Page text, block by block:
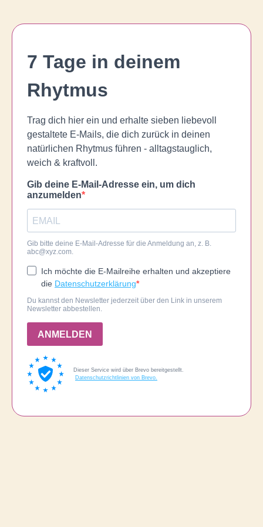
7 Tage in deinem
Rhytmus
Trag dich hier ein und erhalte sieben liebevoll
gestaltete E-Mails, die dich zurück in deinen
natürlichen Rhytmus führen - alltagstauglich,
weich & kraftvoll.
Gib deine E-Mail-Adresse ein, um dich
anzumelden
Gib bitte deine E-Mail-Adresse für die Anmeldung an, z. B.
abc@xyz.com.
Ich möchte die E-Mailreihe erhalten und akzeptiere
die Datenschutzerklärung
Du kannst den Newsletter jederzeit über den Link in unserem
Newsletter abbestellen.
ANMELDEN
Dieser Service wird über Brevo bereitgestellt.
Datenschutzrichtlinien von Brevo.